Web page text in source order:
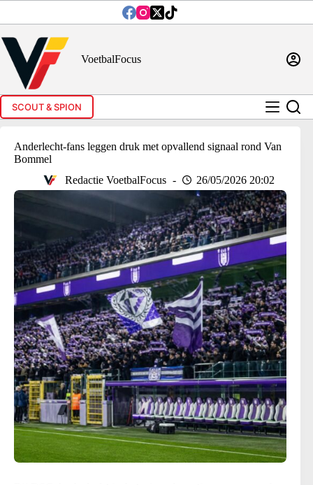
inhoud
VoetbalFocus
SCOUT & SPION
Anderlecht-fans leggen druk met opvallend signaal rond Van
Bommel
Redactie VoetbalFocus
26/05/2026 20:02